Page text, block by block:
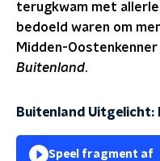
terugkwam met
bedoeld waren om
Midden-
Buitenland.
Buitenland Uitgelicht:
Speel fragment af